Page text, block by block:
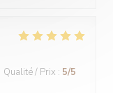
Qualité / Prix : 5/5